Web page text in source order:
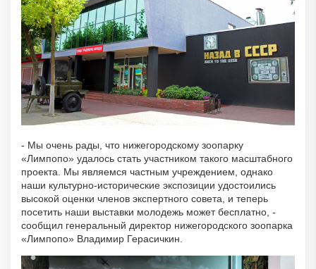
- Мы очень рады, что нижегородскому зоопарку
«Лимпопо» удалось стать участником такого масштабного
проекта. Мы являемся частным учреждением, однако
наши культурно-исторические экспозиции удостоились
высокой оценки членов экспертного совета, и теперь
посетить наши выставки молодежь может бесплатно, -
сообщил генеральный директор нижегородского зоопарка
«Лимпопо» Владимир Герасичкин.